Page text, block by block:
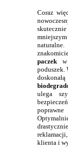
Coraz
paczekw
poduszek.
ulega
klienta i